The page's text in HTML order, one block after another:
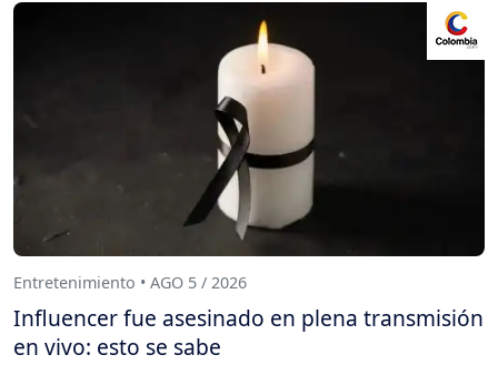
Entretenimiento • AGO 5 / 2026
Influencer fue asesinado en plena transmisión
en vivo: esto se sabe